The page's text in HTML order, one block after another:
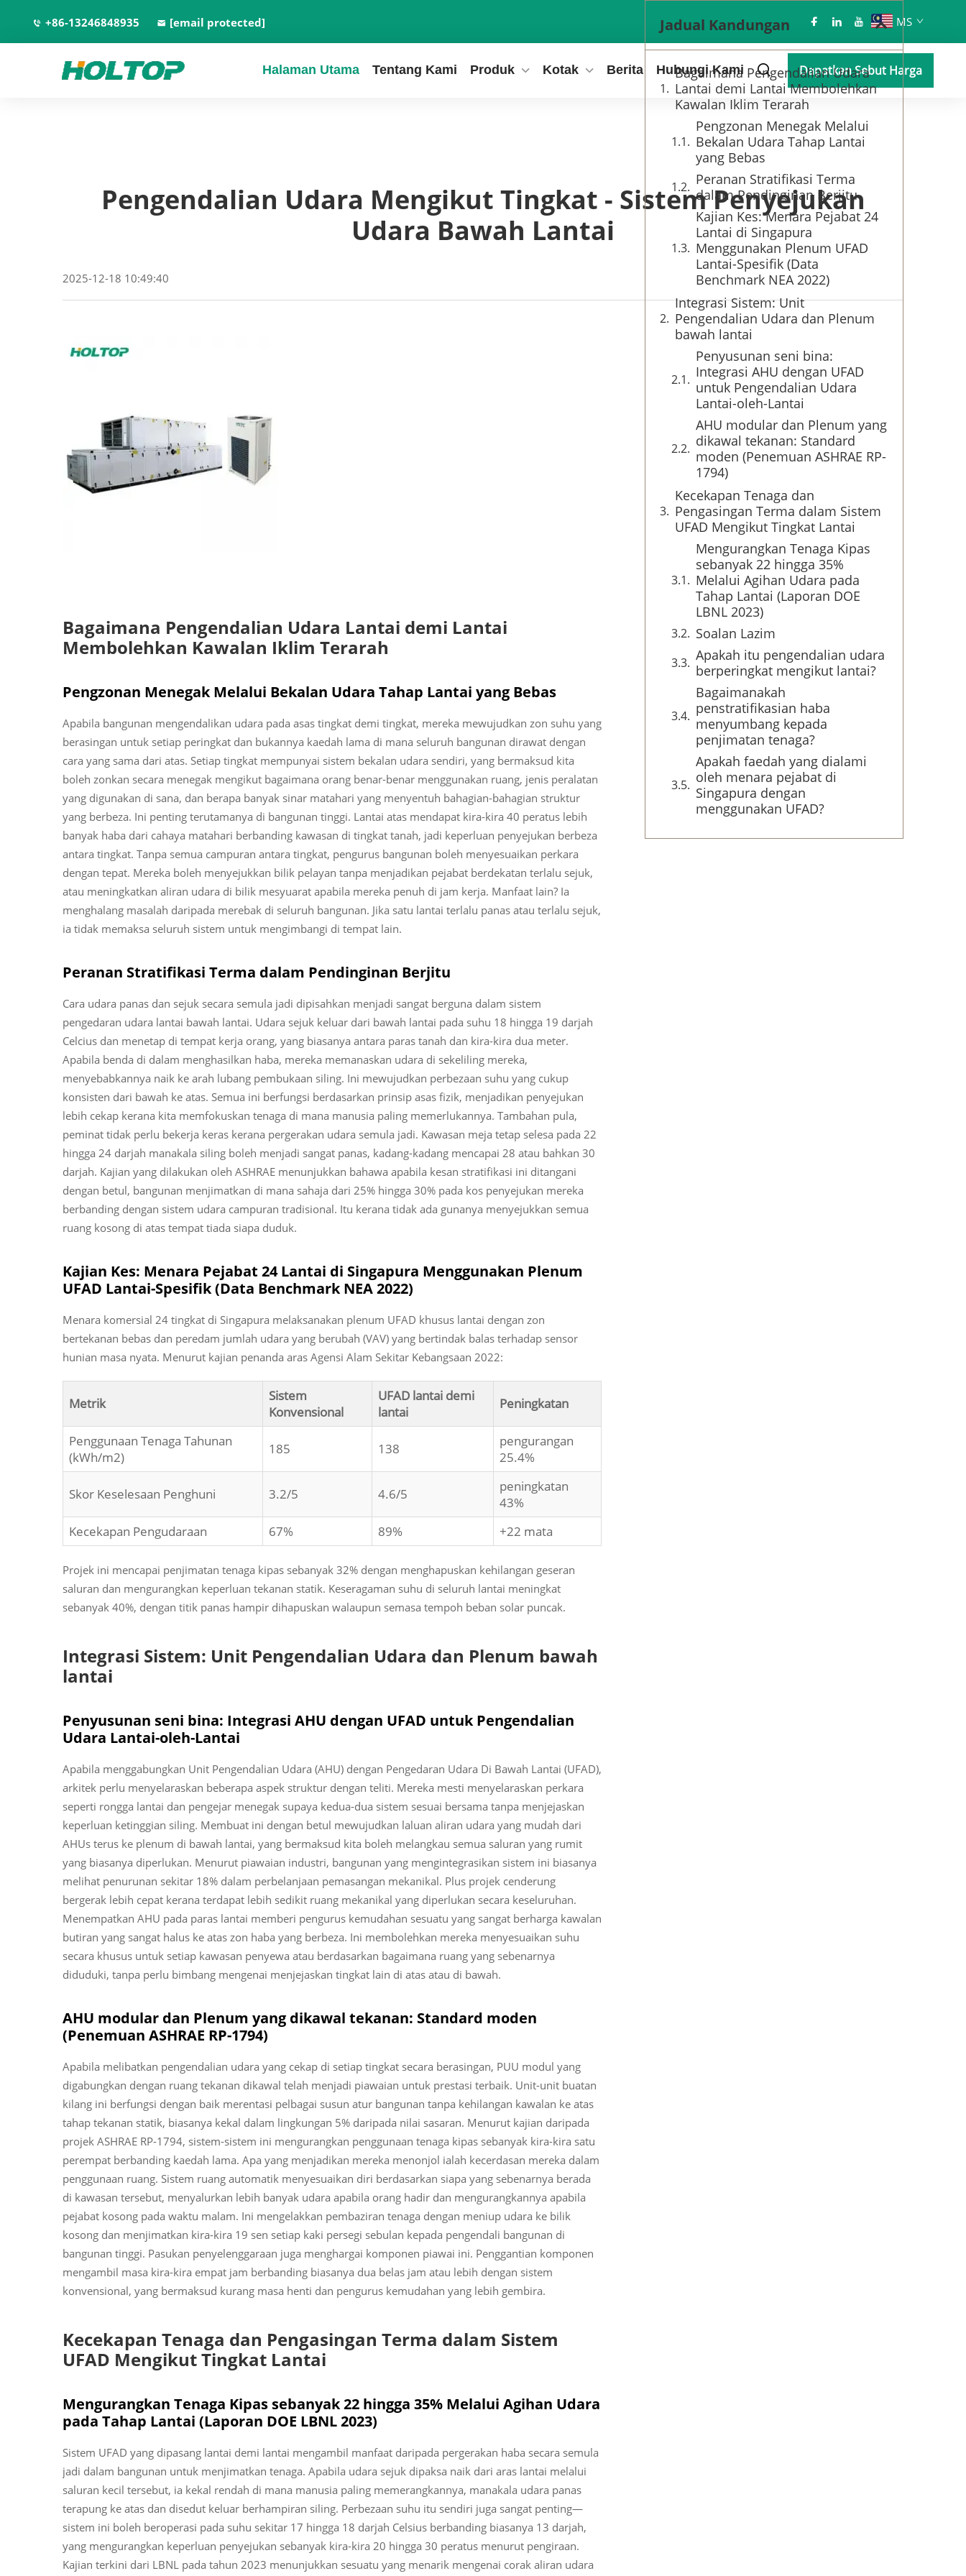
+86-13246848935 [email protected] MS
Halaman Utama Tentang Kami Produk Kotak Berita Hubungi Kami Dapatkan Sebut Harga
Pengendalian Udara Mengikut Tingkat - Sistem Penyejukan
Udara Bawah Lantai
2025-12-18 10:49:40
Bagaimana Pengendalian Udara Lantai demi Lantai
Membolehkan Kawalan Iklim Terarah
Pengzonan Menegak Melalui Bekalan Udara Tahap Lantai yang Bebas
Apabila bangunan mengendalikan udara pada asas tingkat demi tingkat, mereka mewujudkan zon suhu yang
berasingan untuk setiap peringkat dan bukannya kaedah lama di mana seluruh bangunan dirawat dengan
cara yang sama dari atas. Setiap tingkat mempunyai sistem bekalan udara sendiri, yang bermaksud kita
boleh zonkan secara menegak mengikut bagaimana orang benar-benar menggunakan ruang, jenis peralatan
yang digunakan di sana, dan berapa banyak sinar matahari yang menyentuh bahagian-bahagian struktur
yang berbeza. Ini penting terutamanya di bangunan tinggi. Lantai atas mendapat kira-kira 40 peratus lebih
banyak haba dari cahaya matahari berbanding kawasan di tingkat tanah, jadi keperluan penyejukan berbeza
antara tingkat. Tanpa semua campuran antara tingkat, pengurus bangunan boleh menyesuaikan perkara
dengan tepat. Mereka boleh menyejukkan bilik pelayan tanpa menjadikan pejabat berdekatan terlalu sejuk,
atau meningkatkan aliran udara di bilik mesyuarat apabila mereka penuh di jam kerja. Manfaat lain? Ia
menghalang masalah daripada merebak di seluruh bangunan. Jika satu lantai terlalu panas atau terlalu sejuk,
ia tidak memaksa seluruh sistem untuk mengimbangi di tempat lain.
Peranan Stratifikasi Terma dalam Pendinginan Berjitu
Cara udara panas dan sejuk secara semula jadi dipisahkan menjadi sangat berguna dalam sistem
pengedaran udara lantai bawah lantai. Udara sejuk keluar dari bawah lantai pada suhu 18 hingga 19 darjah
Celcius dan menetap di tempat kerja orang, yang biasanya antara paras tanah dan kira-kira dua meter.
Apabila benda di dalam menghasilkan haba, mereka memanaskan udara di sekeliling mereka,
menyebabkannya naik ke arah lubang pembukaan siling. Ini mewujudkan perbezaan suhu yang cukup
konsisten dari bawah ke atas. Semua ini berfungsi berdasarkan prinsip asas fizik, menjadikan penyejukan
lebih cekap kerana kita memfokuskan tenaga di mana manusia paling memerlukannya. Tambahan pula,
peminat tidak perlu bekerja keras kerana pergerakan udara semula jadi. Kawasan meja tetap selesa pada 22
hingga 24 darjah manakala siling boleh menjadi sangat panas, kadang-kadang mencapai 28 atau bahkan 30
darjah. Kajian yang dilakukan oleh ASHRAE menunjukkan bahawa apabila kesan stratifikasi ini ditangani
dengan betul, bangunan menjimatkan di mana sahaja dari 25% hingga 30% pada kos penyejukan mereka
berbanding dengan sistem udara campuran tradisional. Itu kerana tidak ada gunanya menyejukkan semua
ruang kosong di atas tempat tiada siapa duduk.
Kajian Kes: Menara Pejabat 24 Lantai di Singapura Menggunakan Plenum
UFAD Lantai-Spesifik (Data Benchmark NEA 2022)
Menara komersial 24 tingkat di Singapura melaksanakan plenum UFAD khusus lantai dengan zon
bertekanan bebas dan peredam jumlah udara yang berubah (VAV) yang bertindak balas terhadap sensor
hunian masa nyata. Menurut kajian penanda aras Agensi Alam Sekitar Kebangsaan 2022:
Metrik
Sistem
Konvensional
UFAD lantai demi
lantai
Peningkatan
Penggunaan Tenaga Tahunan
(kWh/m2)
185 138
pengurangan
25.4%
Skor Keselesaan Penghuni 3.2/5 4.6/5
peningkatan
43%
Kecekapan Pengudaraan
67% 89% +22 mata
Projek ini mencapai penjimatan tenaga kipas sebanyak 32% dengan menghapuskan kehilangan geseran
saluran dan mengurangkan keperluan tekanan statik. Keseragaman suhu di seluruh lantai meningkat
sebanyak 40%, dengan titik panas hampir dihapuskan walaupun semasa tempoh beban solar puncak.
Integrasi Sistem: Unit Pengendalian Udara dan Plenum bawah
lantai
Penyusunan seni bina: Integrasi AHU dengan UFAD untuk Pengendalian
Udara Lantai-oleh-Lantai
Apabila menggabungkan Unit Pengendalian Udara (AHU) dengan Pengedaran Udara Di Bawah Lantai (UFAD),
arkitek perlu menyelaraskan beberapa aspek struktur dengan teliti. Mereka mesti menyelaraskan perkara
seperti rongga lantai dan pengejar menegak supaya kedua-dua sistem sesuai bersama tanpa menjejaskan
keperluan ketinggian siling. Membuat ini dengan betul mewujudkan laluan aliran udara yang mudah dari
AHUs terus ke plenum di bawah lantai, yang bermaksud kita boleh melangkau semua saluran yang rumit
yang biasanya diperlukan. Menurut piawaian industri, bangunan yang mengintegrasikan sistem ini biasanya
melihat penurunan sekitar 18% dalam perbelanjaan pemasangan mekanikal. Plus projek cenderung
bergerak lebih cepat kerana terdapat lebih sedikit ruang mekanikal yang diperlukan secara keseluruhan.
Menempatkan AHU pada paras lantai memberi pengurus kemudahan sesuatu yang sangat berharga kawalan
butiran yang sangat halus ke atas zon haba yang berbeza. Ini membolehkan mereka menyesuaikan suhu
secara khusus untuk setiap kawasan penyewa atau berdasarkan bagaimana ruang yang sebenarnya
diduduki, tanpa perlu bimbang mengenai menjejaskan tingkat lain di atas atau di bawah.
AHU modular dan Plenum yang dikawal tekanan: Standard moden
(Penemuan ASHRAE RP-1794)
Apabila melibatkan pengendalian udara yang cekap di setiap tingkat secara berasingan, PUU modul yang
digabungkan dengan ruang tekanan dikawal telah menjadi piawaian untuk prestasi terbaik. Unit-unit buatan
kilang ini berfungsi dengan baik merentasi pelbagai susun atur bangunan tanpa kehilangan kawalan ke atas
tahap tekanan statik, biasanya kekal dalam lingkungan 5% daripada nilai sasaran. Menurut kajian daripada
projek ASHRAE RP-1794, sistem-sistem ini mengurangkan penggunaan tenaga kipas sebanyak kira-kira satu
perempat berbanding kaedah lama. Apa yang menjadikan mereka menonjol ialah kecerdasan mereka dalam
penggunaan ruang. Sistem ruang automatik menyesuaikan diri berdasarkan siapa yang sebenarnya berada
di kawasan tersebut, menyalurkan lebih banyak udara apabila orang hadir dan mengurangkannya apabila
pejabat kosong pada waktu malam. Ini mengelakkan pembaziran tenaga dengan meniup udara ke bilik
kosong dan menjimatkan kira-kira 19 sen setiap kaki persegi sebulan kepada pengendali bangunan di
bangunan tinggi. Pasukan penyelenggaraan juga menghargai komponen piawai ini. Penggantian komponen
mengambil masa kira-kira empat jam berbanding biasanya dua belas jam atau lebih dengan sistem
konvensional, yang bermaksud kurang masa henti dan pengurus kemudahan yang lebih gembira.
Kecekapan Tenaga dan Pengasingan Terma dalam Sistem
UFAD Mengikut Tingkat Lantai
Mengurangkan Tenaga Kipas sebanyak 22 hingga 35% Melalui Agihan Udara
pada Tahap Lantai (Laporan DOE LBNL 2023)
Sistem UFAD yang dipasang lantai demi lantai mengambil manfaat daripada pergerakan haba secara semula
jadi dalam bangunan untuk menjimatkan tenaga. Apabila udara sejuk dipaksa naik dari aras lantai melalui
saluran kecil tersebut, ia kekal rendah di mana manusia paling memerangkannya, manakala udara panas
terapung ke atas dan disedut keluar berhampiran siling. Perbezaan suhu itu sendiri juga sangat penting—
sistem ini boleh beroperasi pada suhu sekitar 17 hingga 18 darjah Celsius berbanding biasanya 13 darjah,
yang mengurangkan keperluan penyejukan sebanyak kira-kira 20 hingga 30 peratus menurut pengiraan.
Kajian terkini dari LBNL pada tahun 2023 menunjukkan sesuatu yang menarik mengenai corak aliran udara
Jadual Kandungan
Bagaimana Pengendalian Udara
Lantai demi Lantai Membolehkan
Kawalan Iklim Terarah
Pengzonan Menegak Melalui
Bekalan Udara Tahap Lantai
yang Bebas
Peranan Stratifikasi Terma
dalam Pendinginan Berjitu
Kajian Kes: Menara Pejabat 24
Lantai di Singapura
Menggunakan Plenum UFAD
Lantai-Spesifik (Data
Benchmark NEA 2022)
Integrasi Sistem: Unit
Pengendalian Udara dan Plenum
bawah lantai
Penyusunan seni bina:
Integrasi AHU dengan UFAD
untuk Pengendalian Udara
Lantai-oleh-Lantai
AHU modular dan Plenum yang
dikawal tekanan: Standard
moden (Penemuan ASHRAE RP-
1794)
Kecekapan Tenaga dan
Pengasingan Terma dalam Sistem
UFAD Mengikut Tingkat Lantai
Mengurangkan Tenaga Kipas
sebanyak 22 hingga 35%
Melalui Agihan Udara pada
Tahap Lantai (Laporan DOE
LBNL 2023)
Soalan Lazim
Apakah itu pengendalian udara
berperingkat mengikut lantai?
Bagaimanakah
penstratifikasian haba
menyumbang kepada
penjimatan tenaga?
Apakah faedah yang dialami
oleh menara pejabat di
Singapura dengan
menggunakan UFAD?